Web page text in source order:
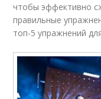
чтобы эффективно
правильные
топ-5 упражнений